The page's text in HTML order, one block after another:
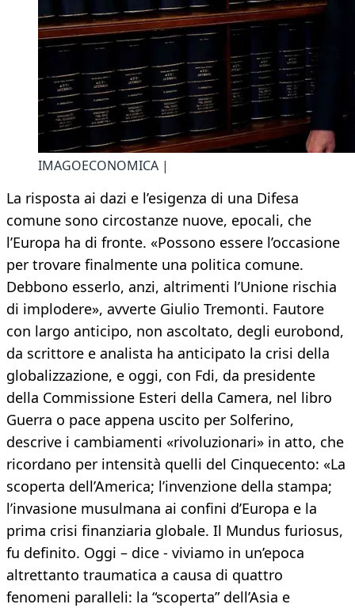
IMAGOECONOMICA |
La risposta ai dazi e l’esigenza di una Difesa
comune sono circostanze nuove, epocali, che
l’Europa ha di fronte. «Possono essere l’occasione
per trovare finalmente una politica comune.
Debbono esserlo, anzi, altrimenti l’Unione rischia
di implodere», avverte Giulio Tremonti. Fautore
con largo anticipo, non ascoltato, degli eurobond,
da scrittore e analista ha anticipato la crisi della
globalizzazione, e oggi, con Fdi, da presidente
della Commissione Esteri della Camera, nel libro
Guerra o pace appena uscito per Solferino,
descrive i cambiamenti «rivoluzionari» in atto, che
ricordano per intensità quelli del Cinquecento: «La
scoperta dell’America; l’invenzione della stampa;
l’invasione musulmana ai confini d’Europa e la
prima crisi finanziaria globale. Il Mundus furiosus,
fu definito. Oggi – dice - viviamo in un’epoca
altrettanto traumatica a causa di quattro
fenomeni paralleli: la “scoperta” dell’Asia e